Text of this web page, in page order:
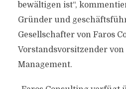
bewältigen ist“,
Gründer und
Gesellschafter von Faros
Vorstandsvorsitzender
Management.